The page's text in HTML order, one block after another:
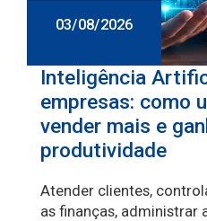
03/08/2026
Inteligência
empresas: como
vender mais e
produtividade
Atender clientes,
as finanças, administrar